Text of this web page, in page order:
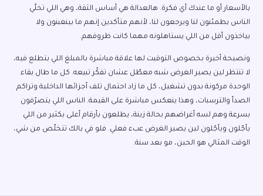
بالأسعار أو ما عندك أي فكرة. هالعدالة هي أساس الثقة، وهي اللي تخلّي
الناس يطمئنون لنا ويرجعون لنا، لأنهم متأكدين إنهم ما بينغبنون ولا
بياخذون أقل من اللي يستاهلونه مهما كانت ظروفهم.
ونصيحة أخيرة بخصوص التوقيت لها علاقة مباشرة بالمبلغ اللي بتطلع فيه،
لا تنتظر لين يصير الغرض شبه معطّل عشان تفكّر تبيعه. كل ما طال بقاء
الوحدة مركونة بدون تشغيل، كل ما زاد احتمال تلف أجزائها الداخلية وتراكم
الصدأ والترسبات، وهذا ينعكس مباشرة على القيمة. الناس اللي يتصرّفون
بسرعة وهم لسه أغراضهم بحالة زينة، يطلعون بأرقام أعلى بكثير من اللي
يأجّلون ويأجّلون لين يصير الغرض عبء فعلي. فلو في بالك تتخلّص من شي،
الوقت المثالي هو الحين، مو بعد سنة.